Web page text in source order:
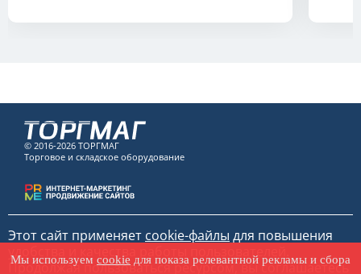
© 2016-2026 ТОРГМАГ
Торговое и складское оборудование
Этот сайт применяет cookie-файлы для повышения
удобства и качества работы пользователей.
Продолжая пользоваться ресурсом, вы соглашаетесь
Мы используем cookie для показа релевантной рекламы и сбора